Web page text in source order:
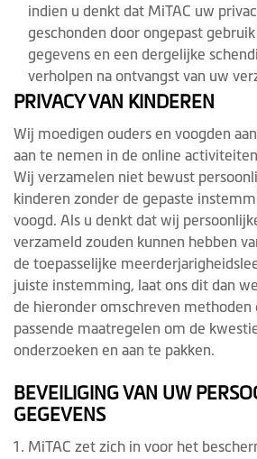
indien u denkt dat MiTAC uw
geschonden door ongepast
gegevens en een dergelijke
verholpen na ontvangst van uw
PRIVACY VAN KINDEREN
Wij moedigen ouders en voogden
aan te nemen in de online
Wij verzamelen niet bewust
kinderen zonder de gepaste
voogd. Als u denkt dat wij
verzameld zouden kunnen hebben
de toepasselijke
juiste instemming, laat ons dit dan
de hieronder omschreven methoden
passende maatregelen om de
onderzoeken en aan te pakken.
BEVEILIGING VAN UW
GEGEVENS
MiTAC zet zich in voor het